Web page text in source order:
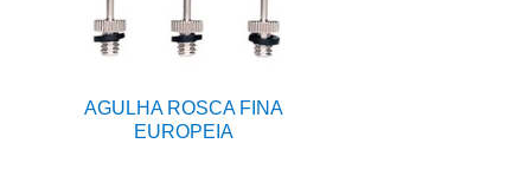
AGULHA ROSCA FINA
EUROPEIA